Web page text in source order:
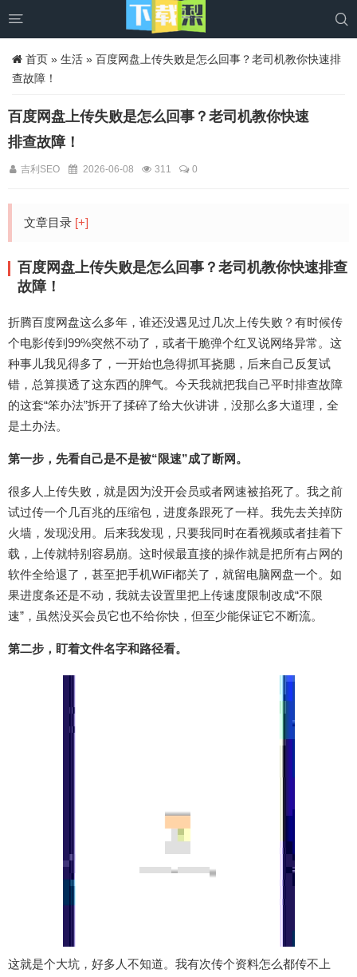
 
首页 » 生活 » 百度网盘上传失败是怎么回事？老司机教你快速排
查故障！
百度网盘上传失败是怎么回事？老司机教你快速
排查故障！
吉利SEO 2026-06-08 311 0
文章目录 [+]
百度网盘上传失败是怎么回事？老司机教你快速排查
故障！
折腾百度网盘这么多年，谁还没遇见过几次上传失败？有时候传
个电影传到99%突然不动了，或者干脆弹个红叉说网络异常。这
种事儿我见得多了，一开始也急得抓耳挠腮，后来自己反复试
错，总算摸透了这东西的脾气。今天我就把我自己平时排查故障
的这套“笨办法”拆开了揉碎了给大伙讲讲，没那么多大道理，全
是土办法。
第一步，先看自己是不是被“限速”成了断网。
很多人上传失败，就是因为没开会员或者网速被掐死了。我之前
试过传一个几百兆的压缩包，进度条跟死了一样。我先去关掉防
火墙，发现没用。后来我发现，只要我同时在看视频或者挂着下
载，上传就特别容易崩。这时候最直接的操作就是把所有占网的
软件全给退了，甚至把手机WiFi都关了，就留电脑网盘一个。如
果进度条还是不动，我就去设置里把上传速度限制改成“不限
速”，虽然没买会员它也不给你快，但至少能保证它不断流。
第二步，盯着文件名字和路径看。
这就是个大坑，好多人不知道。我有次传个资料怎么都传不上